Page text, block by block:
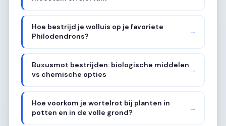
Hoe bestrijd je wolluis op je favoriete
Philodendrons?
→
Buxusmot bestrijden: biologische middelen
vs chemische opties
→
Hoe voorkom je wortelrot bij planten in
potten en in de volle grond?
→